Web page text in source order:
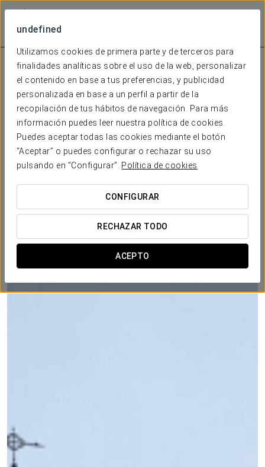
undefined
Utilizamos cookies de primera parte y de terceros para
finalidades analíticas sobre el uso de la web, personalizar
el contenido en base a tus preferencias, y publicidad
personalizada en base a un perfil a partir de la
recopilación de tus hábitos de navegación. Para más
información puedes leer nuestra política de cookies.
Puedes aceptar todas las cookies mediante el botón
“Aceptar” o puedes configurar o rechazar su uso
pulsando en “Configurar”. Política de cookies
CONFIGURAR
RECHAZAR TODO
ACEPTO